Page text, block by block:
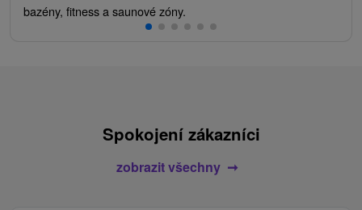
bazény, fitness a saunové zóny.
Spokojení zákazníci
zobrazit všechny